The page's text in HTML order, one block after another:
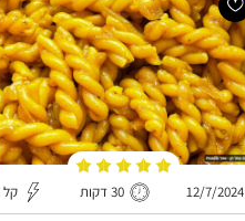
12/7/2024 30 דקות קל